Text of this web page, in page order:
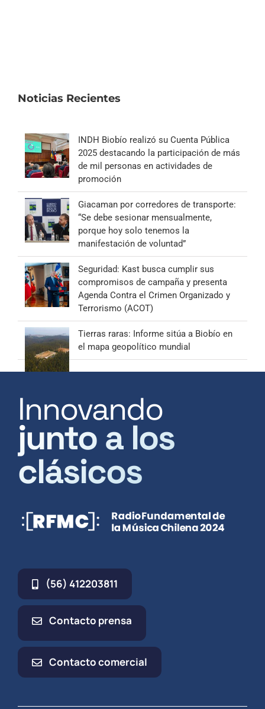
Noticias Recientes
INDH Biobío realizó su Cuenta Pública
2025 destacando la participación de más
de mil personas en actividades de
promoción
Giacaman por corredores de transporte:
“Se debe sesionar mensualmente,
porque hoy solo tenemos la
manifestación de voluntad”
Seguridad: Kast busca cumplir sus
compromisos de campaña y presenta
Agenda Contra el Crimen Organizado y
Terrorismo (ACOT)
Tierras raras: Informe sitúa a Biobío en
el mapa geopolítico mundial
Innovando
junto a los
clásicos
(56) 412203811
Contacto prensa
Contacto comercial